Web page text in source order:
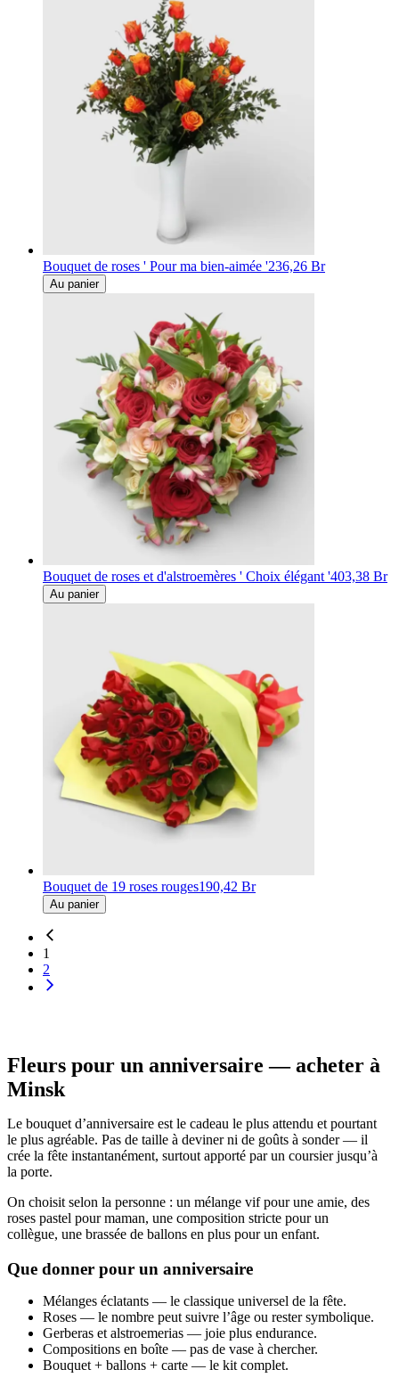
Bouquet de roses ' Pour ma bien-aimée '236,26 Br
Au panier
Bouquet de roses et d'alstroemères ' Choix élégant '403,38 Br
Au panier
Bouquet de 19 roses rouges190,42 Br
Au panier
1
2
Fleurs pour un anniversaire — acheter à
Minsk
Le bouquet d’anniversaire est le cadeau le plus attendu et pourtant
le plus agréable. Pas de taille à deviner ni de goûts à sonder — il
crée la fête instantanément, surtout apporté par un coursier jusqu’à
la porte.
On choisit selon la personne : un mélange vif pour une amie, des
roses pastel pour maman, une composition stricte pour un
collègue, une brassée de ballons en plus pour un enfant.
Que donner pour un anniversaire
Mélanges éclatants — le classique universel de la fête.
Roses — le nombre peut suivre l’âge ou rester symbolique.
Gerberas et alstroemerias — joie plus endurance.
Compositions en boîte — pas de vase à chercher.
Bouquet + ballons + carte — le kit complet.